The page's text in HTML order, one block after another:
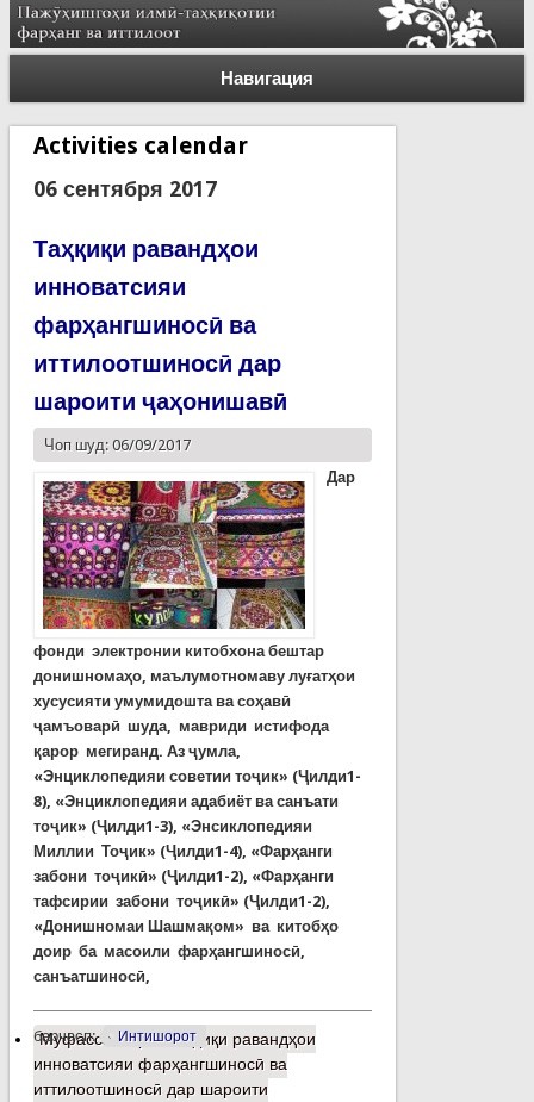
Навигация
Activities calendar
06 сентября 2017
Таҳқиқи равандҳои
инноватсияи
фарҳангшиносӣ ва
иттилоотшиносӣ дар
шароити ҷаҳонишавӣ
Чоп шуд: 06/09/2017
Дар
фонди электронии китобхона бештар
донишномаҳо, маълумотномаву луғатҳои
хусусияти умумидошта ва соҳавӣ
ҷамъоварӣ шуда, мавриди истифода
қарор мегиранд. Аз ҷумла,
«Энциклопедияи советии тоҷик» (Ҷилди1-
8), «Энциклопедияи адабиёт ва санъати
тоҷик» (Ҷилди1-3), «Энсиклопедияи
Миллии Тоҷик» (Ҷилди1-4), «Фарҳанги
забони тоҷикӣ» (Ҷилди1-2), «Фарҳанги
тафсирии забони тоҷикӣ» (Ҷилди1-2),
«Донишномаи Шашмақом» ва китобҳо
доир ба масоили фарҳангшиносӣ,
санъатшиносӣ,
барчасп: Интишорот
Муфассалтаро Таҳқиқи равандҳои
инноватсияи фарҳангшиносӣ ва
иттилоотшиносӣ дар шароити